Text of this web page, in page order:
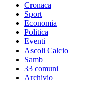
Cronaca
Sport
Economia
Politica
Eventi
Ascoli Calcio
Samb
33 comuni
Archivio